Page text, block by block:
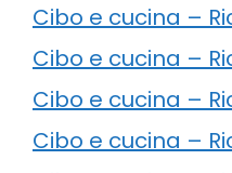
Cibo e cucina –
Cibo e cucina –
Cibo e cucina –
Cibo e cucina –